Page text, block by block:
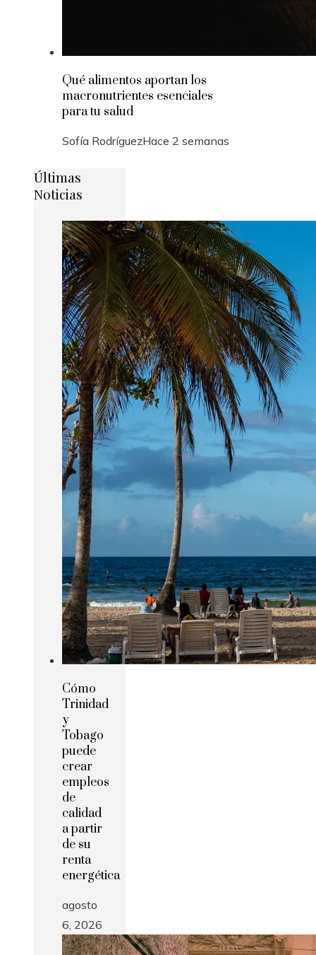
Qué alimentos aportan los
macronutrientes esenciales
para tu salud
Sofía RodríguezHace 2 semanas
Últimas
Noticias
Cómo
Trinidad
y
Tobago
puede
crear
empleos
de
calidad
a partir
de su
renta
energética
agosto
6, 2026